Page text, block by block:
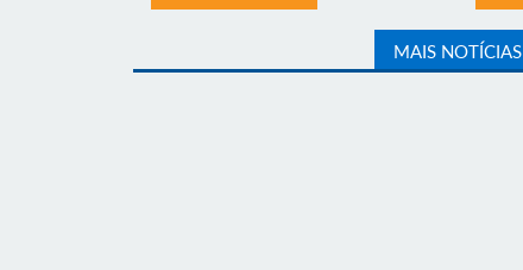
MAIS NOTÍCIAS